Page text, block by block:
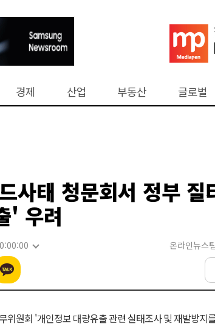
경제 산업 부동산 글로벌
사태 청문회서 정부
' 우려
온라인뉴
위원회 '개인정보 대량유출 관련 실태조사 및 재발방지